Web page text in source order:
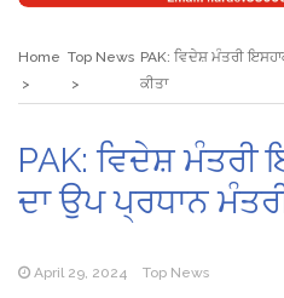
Home Top News PAK: ਵਿਦੇਸ਼ ਮੰਤਰੀ
ਕੀਤਾ
PAK: ਵਿਦੇਸ਼ ਮੰਤਰੀ
ਦਾ ਉਪ ਪ੍ਰਧਾਨ
April 29, 2024 Top News